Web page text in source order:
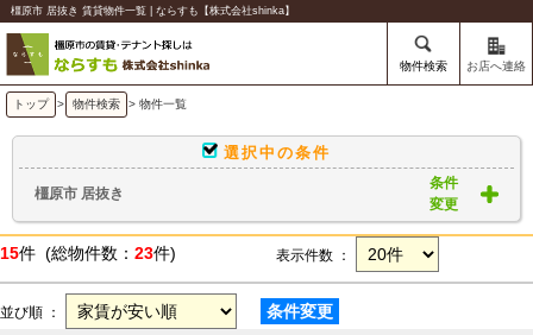
橿原市 居抜き 賃貸物件一覧 | ならすも【株式会社shinka】
物件検索 お店へ連絡
トップ > 物件検索 > 物件一覧
選択中の条件
橿原市 居抜き
条件
変更
15件 (総物件数： 23件) 表示件数 ：
並び順 ： 条件変更